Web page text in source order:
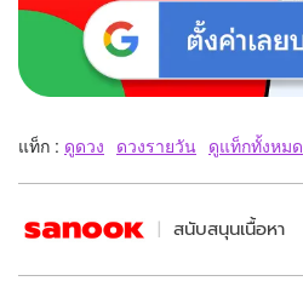
แท็ก : ดูดวง ดวงรายวัน ดูแท็กทั้งหมด
สนับสนุนเนื้อหา